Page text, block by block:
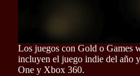
Los juegos con Gold o Games
incluyen el juego indie del año
One y Xbox 360.